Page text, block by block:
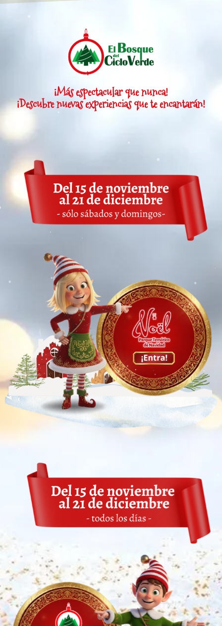
¡Más espectacular que nunca!
¡Descubre nuevas experiencias que te encantarán!